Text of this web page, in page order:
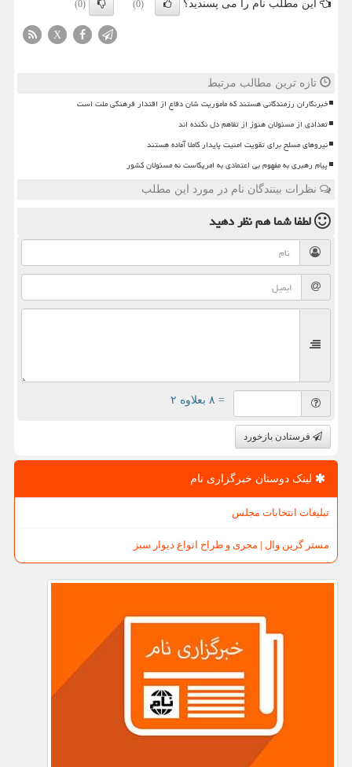
این مطلب نام را می پسندید؟ (0)
(0)
X
تازه ترین مطالب مرتبط
خبرنگاران رزمندگانی هستند که مأموریت شان دفاع از اقتدار فرهنگی ملت است
تعدادی از مسئولان هنوز از تفاهم دل نکنده اند
نیروهای مسلح برای تقویت امنیت پایدار کاملا آماده هستند
پیام رهبری به مفهوم بی اعتمادی به امریکاست نه مسئولان کشور
نظرات بینندگان نام در مورد این مطلب
لطفا شما همنظر دهید
= ۸ بعلاوه ۲
فرستادن بازخورد
لینک دوستان خبرگزاری نام
تبلیغات انتخابات مجلس
مستر گرین وال | مجری و طراح انواع دیوار سبز